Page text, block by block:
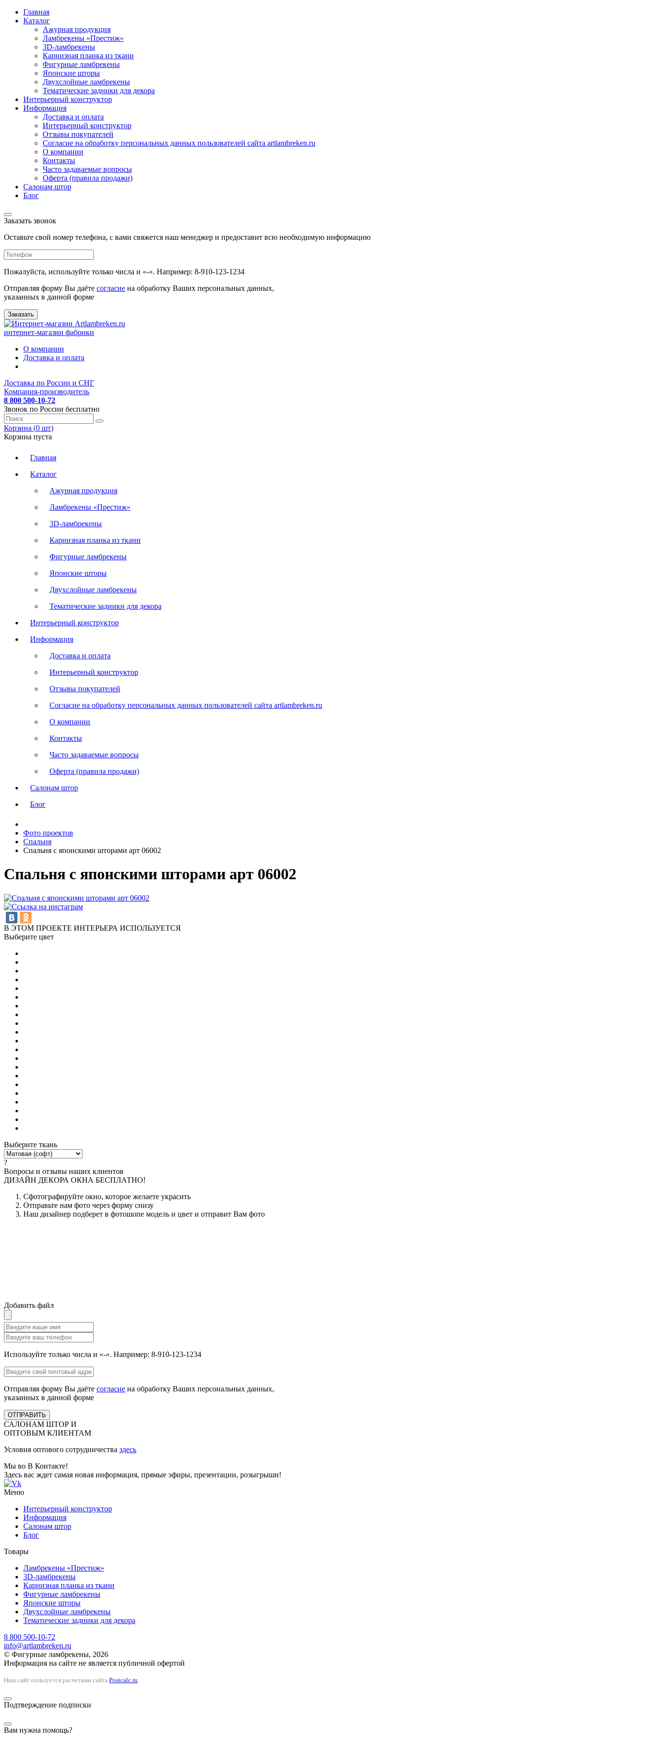
Главная
Каталог
Ажурная продукция
Ламбрекены «Престиж»
3D-ламбрекены
Карнизная планка из ткани
Фигурные ламбрекены
Японские шторы
Двухслойные ламбрекены
Тематические задники для декора
Интерьерный конструктор
Информация
Доставка и оплата
Интерьерный конструктор
Отзывы покупателей
Согласие на обработку персональных данных пользователей сайта artlambreken.ru
О компании
Контакты
Часто задаваемые вопросы
Оферта (правила продажи)
Салонам штор
Блог
Заказать звонок
Оставьте свой номер телефона, с вами свяжется наш менеджер и предоставит всю необходимую информацию
Пожалуйста, используйте только числа и «-». Например: 8-910-123-1234
Отправляя форму Вы даёте согласие на обработку Ваших персональных данных,
указанных в данной форме
Заказать
интернет-магазин фабрики
О компании
Доставка и оплата
Доставка по России и СНГ
Компания-производитель
8 800 500-10-72
Звонок по России бесплатно
Корзина (0 шт)
Корзина пуста
Главная
Каталог
Ажурная продукция
Ламбрекены «Престиж»
3D-ламбрекены
Карнизная планка из ткани
Фигурные ламбрекены
Японские шторы
Двухслойные ламбрекены
Тематические задники для декора
Интерьерный конструктор
Информация
Доставка и оплата
Интерьерный конструктор
Отзывы покупателей
Согласие на обработку персональных данных пользователей сайта artlambreken.ru
О компании
Контакты
Часто задаваемые вопросы
Оферта (правила продажи)
Салонам штор
Блог
Фото проектов
Спальня
Спальня с японскими шторами арт 06002
Спальня с японскими шторами арт 06002
В ЭТОМ ПРОЕКТЕ ИНТЕРЬЕРА ИСПОЛЬЗУЕТСЯ
Выберите цвет
Выберите ткань
?
Вопросы и отзывы наших клиентов
ДИЗАЙН ДЕКОРА ОКНА БЕСПЛАТНО!
Сфотографируйте окно, которое желаете украсить
Отправьте нам фото через форму снизу
Наш дизайнер подберет в фотошопе модель и цвет и отправит Вам фото
Добавить файл
Используйте только числа и «-». Например: 8-910-123-1234
Отправляя форму Вы даёте согласие на обработку Ваших персональных данных,
указанных в данной форме
ОТПРАВИТЬ
САЛОНАМ ШТОР И
ОПТОВЫМ КЛИЕНТАМ
Условия оптового сотрудничества здесь
Мы во В Контакте!
Здесь вас ждет самая новая информация, прямые эфиры, презентации, розыгрыши!
Меню
Интерьерный конструктор
Информация
Салонам штор
Блог
Товары
Ламбрекены «Престиж»
3D-ламбрекены
Карнизная планка из ткани
Фигурные ламбрекены
Японские шторы
Двухслойные ламбрекены
Тематические задники для декора
8 800 500-10-72
info@artlambreken.ru
© Фигурные ламбрекены, 2026
Информация на сайте не является публичной офертой
Наш сайт пользуется расчетами сайта Postcalc.ru
Подтверждение подписки
Вам нужна помощь?